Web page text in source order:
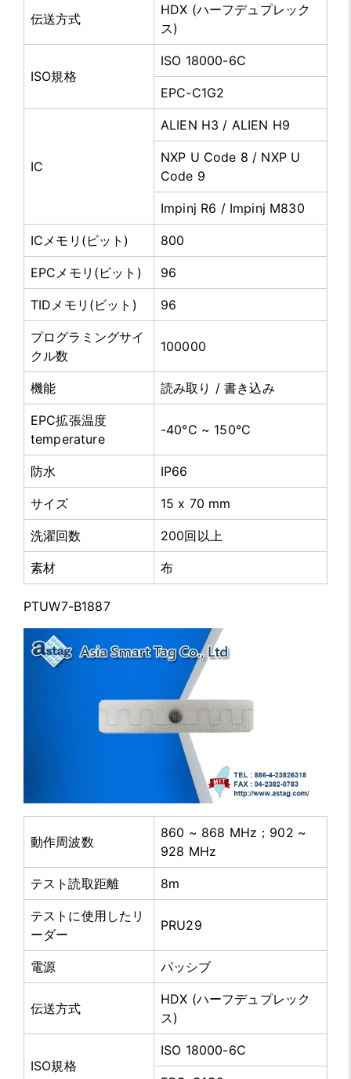
伝送方式
HDX (ハーフデュプレック
ス)
ISO規格
ISO 18000-6C
EPC-C1G2
IC
ALIEN H3 / ALIEN H9
NXP U Code 8 / NXP U
Code 9
Impinj R6 / Impinj M830
ICメモリ(ビット) 800
EPCメモリ(ビット) 96
TIDメモリ(ビット) 96
プログラミングサイ
クル数
100000
機能 読み取り / 書き込み
EPC拡張温度
temperature
-40°C ~ 150°C
防水 IP66
サイズ 15 x 70 mm
洗濯回数 200回以上
素材 布
PTUW7-B1887
動作周波数
860 ~ 868 MHz；902 ~
928 MHz
テスト読取距離 8m
テストに使用したリ
ーダー
PRU29
電源 パッシブ
伝送方式
HDX (ハーフデュプレック
ス)
ISO規格
ISO 18000-6C